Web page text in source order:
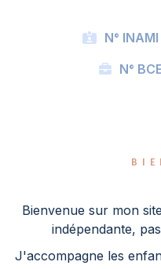
N° INAMI
N°
Bienvenue sur mon
indépendante,
J'accompagne les